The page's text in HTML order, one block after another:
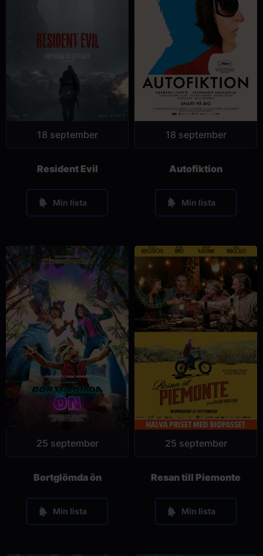
18 september
Resident Evil
Min lista
18 september
Autofiktion
Min lista
25 september
Bortglömda ön
Min lista
25 september
Resan till Piemonte
Min lista